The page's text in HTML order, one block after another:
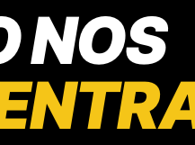
NOS